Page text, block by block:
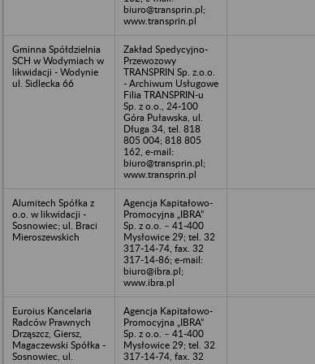
biuro@transprin.pl;
www.transprin.pl
Gminna Spółdzielnia
SCH w Wodymiach w
likwidacji - Wodynie
ul. Sidlecka 66
Zakład Spedycyjno-
Przewozowy
TRANSPRIN Sp. z.o.o.
- Archiwum Usługowe
Filia TRANSPRIN-u
Sp. z o.o., 24-100
Góra Puławska, ul.
Długa 34, tel. 818
805 004; 818 805
162, e-mail:
biuro@transprin.pl;
www.transprin.pl
Alumitech Spółka z
o.o. w likwidacji -
Sosnowiec; ul. Braci
Mieroszewskich
Agencja Kapitałowo-
Promocyjna „IBRA”
Sp. z o.o. – 41-400
Mysłowice 29; tel. 32
317-14-74, fax. 32
317-14-86; e-mail:
biuro@ibra.pl;
www.ibra.pl
Euroius Kancelaria
Radców Prawnych
Drząszcz, Giersz,
Magaczewski Spółka -
Sosnowiec, ul.
Agencja Kapitałowo-
Promocyjna „IBRA”
Sp. z o.o. – 41-400
Mysłowice 29; tel. 32
317-14-74, fax. 32